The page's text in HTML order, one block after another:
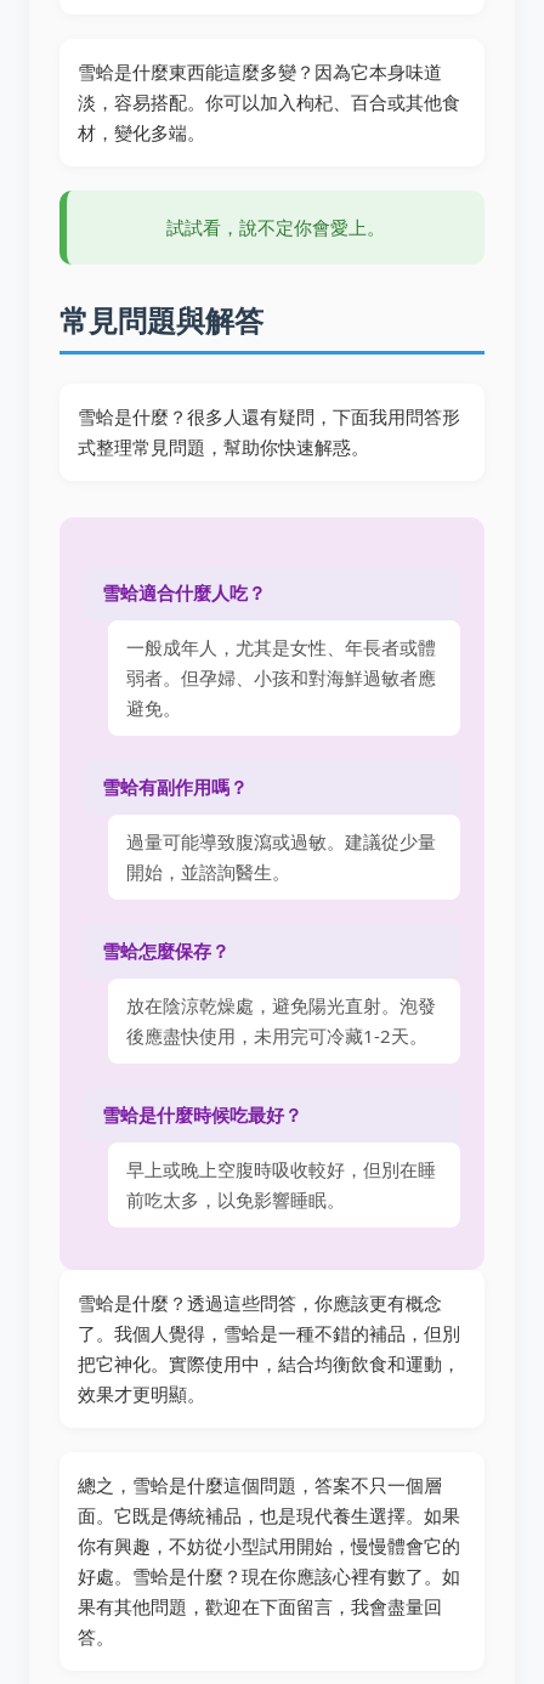
雪蛤是什麼東西能這麼多變？因為它本身味道
淡，容易搭配。你可以加入枸杞、百合或其他食
材，變化多端。
試試看，說不定你會愛上。
常見問題與解答
雪蛤是什麼？很多人還有疑問，下面我用問答形
式整理常見問題，幫助你快速解惑。
雪蛤適合什麼人吃？
一般成年人，尤其是女性、年長者或體
弱者。但孕婦、小孩和對海鮮過敏者應
避免。
雪蛤有副作用嗎？
過量可能導致腹瀉或過敏。建議從少量
開始，並諮詢醫生。
雪蛤怎麼保存？
放在陰涼乾燥處，避免陽光直射。泡發
後應盡快使用，未用完可冷藏1-2天。
雪蛤是什麼時候吃最好？
早上或晚上空腹時吸收較好，但別在睡
前吃太多，以免影響睡眠。
雪蛤是什麼？透過這些問答，你應該更有概念
了。我個人覺得，雪蛤是一種不錯的補品，但別
把它神化。實際使用中，結合均衡飲食和運動，
效果才更明顯。
總之，雪蛤是什麼這個問題，答案不只一個層
面。它既是傳統補品，也是現代養生選擇。如果
你有興趣，不妨從小型試用開始，慢慢體會它的
好處。雪蛤是什麼？現在你應該心裡有數了。如
果有其他問題，歡迎在下面留言，我會盡量回
答。